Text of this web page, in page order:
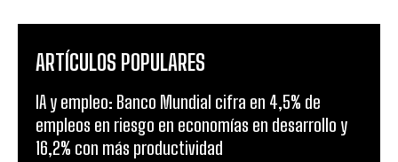
ARTÍCULOS POPULARES
IA y empleo: Banco Mundial cifra en 4,5% de
empleos en riesgo en economías en desarrollo y
16,2% con más productividad